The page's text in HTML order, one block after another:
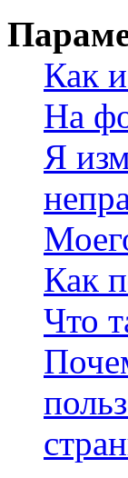
Как
На
Я
Как
Что